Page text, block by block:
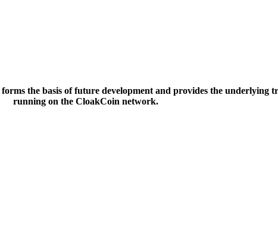
the basis of future development and provides the underlying
running on the CloakCoin network.